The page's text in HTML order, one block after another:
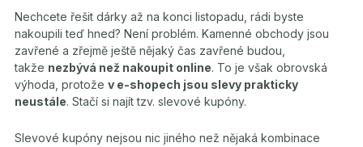
Nechcete řešit dárky až na konci listopadu, rádi byste
nakoupili teď hned? Není problém. Kamenné obchody jsou
zavřené a zřejmě ještě nějaký čas zavřené budou,
takže nezbývá než nakoupit online. To je však obrovská
výhoda, protože v e-shopech jsou slevy prakticky
neustále. Stačí si najít tzv. slevové kupóny.
Slevové kupóny nejsou nic jiného než nějaká kombinace